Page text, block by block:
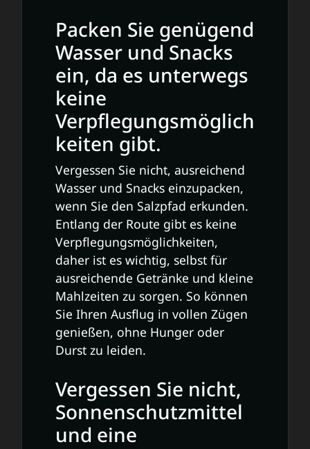
Packen Sie genügend
Wasser und Snacks
ein, da es unterwegs
keine
Verpflegungsmöglich
keiten gibt.
Vergessen Sie nicht, ausreichend
Wasser und Snacks einzupacken,
wenn Sie den Salzpfad erkunden.
Entlang der Route gibt es keine
Verpflegungsmöglichkeiten,
daher ist es wichtig, selbst für
ausreichende Getränke und kleine
Mahlzeiten zu sorgen. So können
Sie Ihren Ausflug in vollen Zügen
genießen, ohne Hunger oder
Durst zu leiden.
Vergessen Sie nicht,
Sonnenschutzmittel
und eine